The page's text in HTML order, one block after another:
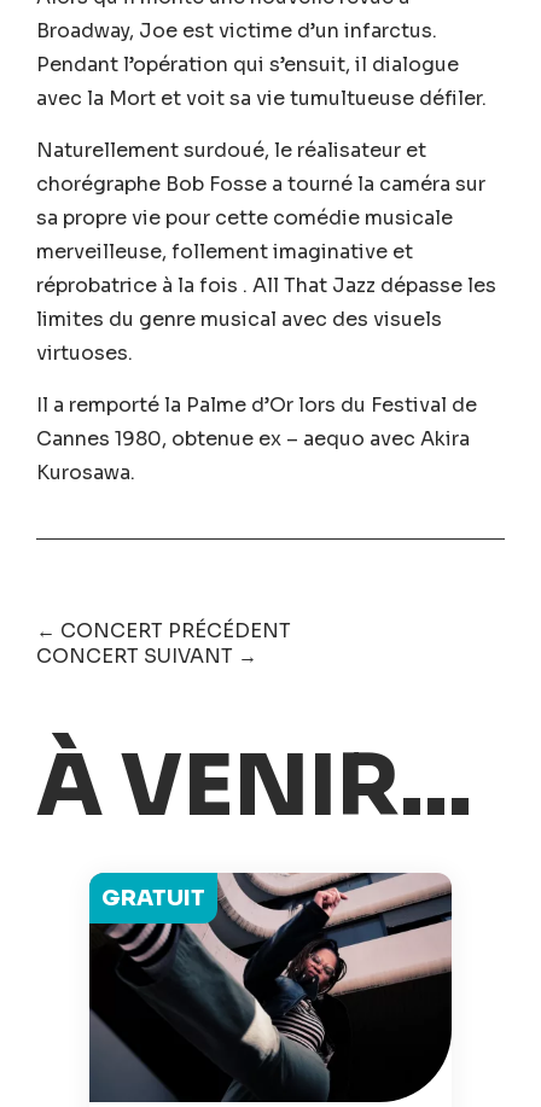
Broadway, Joe est victime d’un infarctus.
Pendant l’opération qui s’ensuit, il dialogue
avec la Mort et voit sa vie tumultueuse défiler.
Naturellement surdoué, le réalisateur et
chorégraphe Bob Fosse a tourné la caméra sur
sa propre vie pour cette comédie musicale
merveilleuse, follement imaginative et
réprobatrice à la fois . All That Jazz dépasse les
limites du genre musical avec des visuels
virtuoses.
Il a remporté la Palme d’Or lors du Festival de
Cannes 1980, obtenue ex – aequo avec Akira
Kurosawa.
← CONCERT PRÉCÉDENT
CONCERT SUIVANT →
À VENIR...
GRATUIT